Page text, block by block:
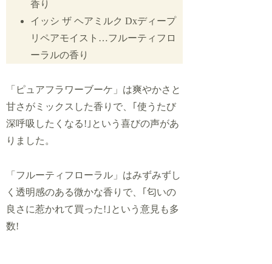
香り
イッシ ザ ヘアミルク Dxディープ
リペアモイスト…フルーティフロ
ーラルの香り
「ピュアフラワーブーケ」は爽やかさと
甘さがミックスした香りで、｢使うたび
深呼吸したくなる!｣という喜びの声があ
りました。
「フルーティフローラル」はみずみずし
く透明感のある微かな香りで、｢匂いの
良さに惹かれて買った!｣という意見も多
数!